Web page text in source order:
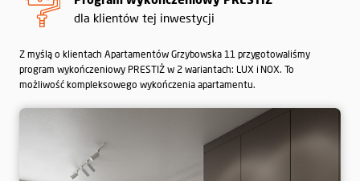
dla klientów tej inwestycji
Z myślą o klientach Apartamentów Grzybowska 11 przygotowaliśmy
program wykończeniowy PRESTIŻ w 2 wariantach: LUX i NOX. To
możliwość kompleksowego wykończenia apartamentu.